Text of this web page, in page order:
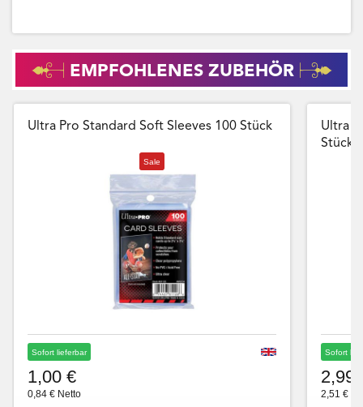
EMPFOHLENES ZUBEHÖR
Ultra Pro Standard Soft Sleeves 100 Stück
Sale
Sofort lieferbar
1,00 €
0,84 € Netto
Ultra
Stück
Sofort
2,99
2,51 €